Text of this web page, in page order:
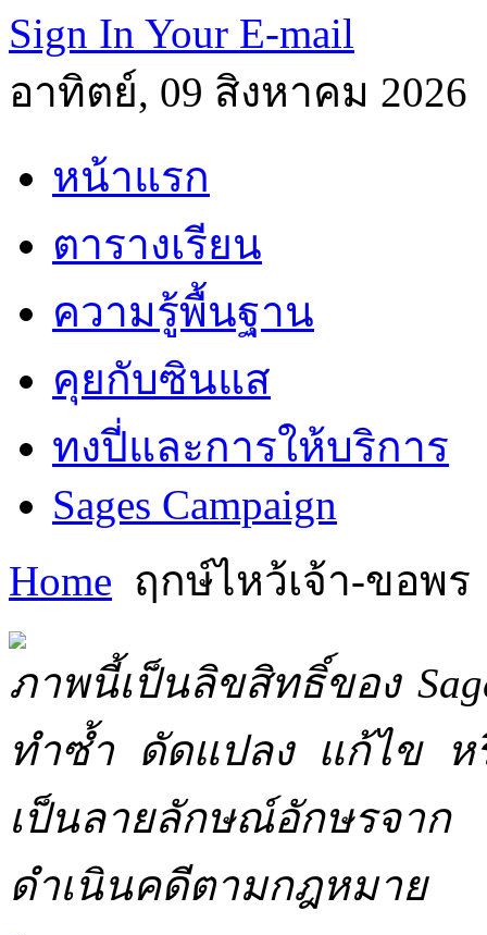
Sign In Your E-mail
อาทิตย์, 09 สิงหาคม 2026
หน้าแรก
ตารางเรียน
ความรู้พื้นฐาน
คุยกับซินแส
ทงปี่และการให้บริการ
Sages Campaign
Home ฤกษ์ไหว้เจ้า-ขอพร
ภาพนี้เป็นลิขสิทธิ์ของ
ทำซ้ำ ดัดแปลง แก้ไข ห
เป็นลายลักษณ์อักษรจาก
ดำเนินคดีตามกฎหมาย